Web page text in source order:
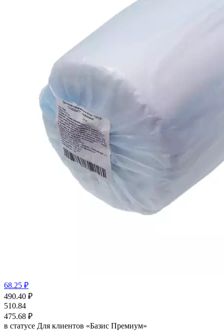
68.25 ₽
490.40 ₽
510.84
475.68 ₽
в статусе Для клиентов «Базис Премиум»